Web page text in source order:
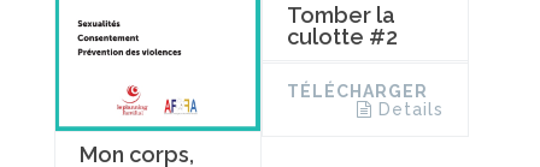
Mon corps,
Tomber la
culotte #2
TÉLÉCHARGER
Details